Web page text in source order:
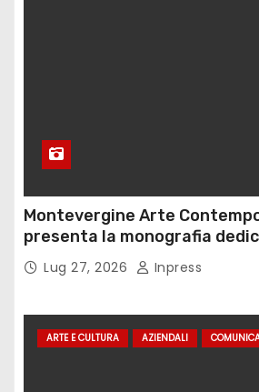
Montevergine Arte
presenta la monografia
Adorno
Lug 27, 2026 Inpress
ARTE E CULTURA AZIENDALI